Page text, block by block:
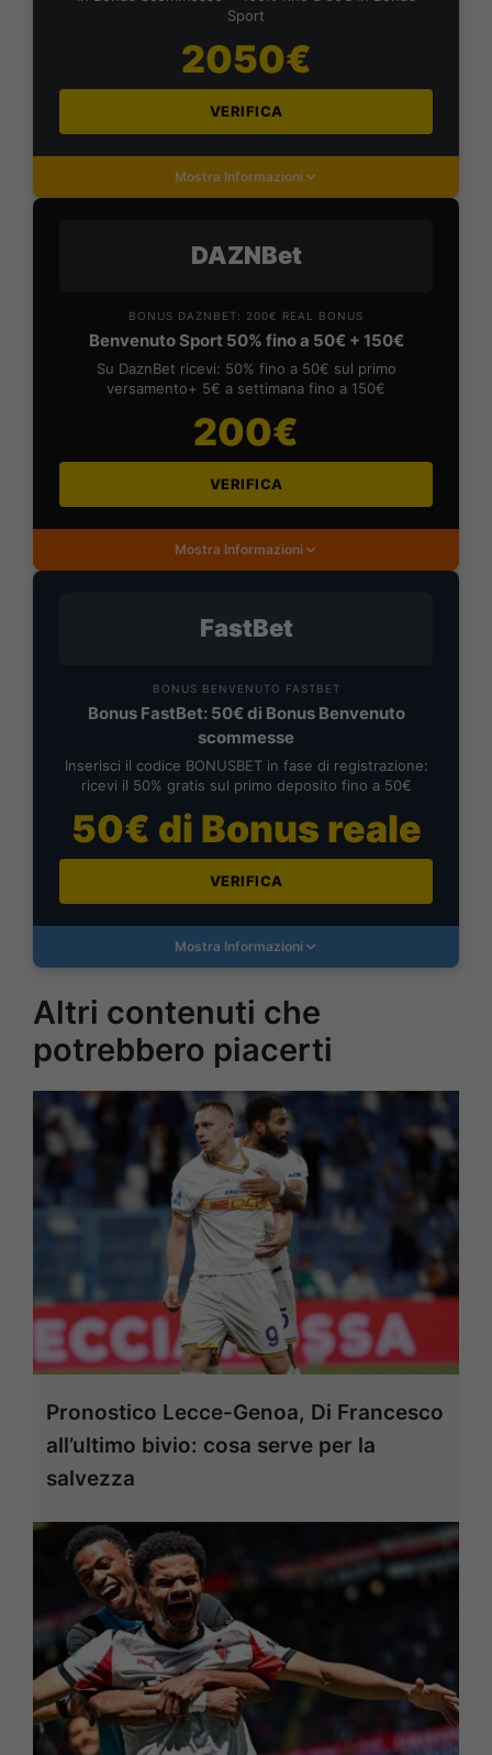
Sport
2050€
VERIFICA
Mostra Informazioni
DAZNBet
BONUS DAZNBET: 200€ REAL BONUS
Benvenuto Sport 50% fino a 50€ + 150€
Su DaznBet ricevi: 50% fino a 50€ sul primo
versamento+ 5€ a settimana fino a 150€
200€
VERIFICA
Mostra Informazioni
FastBet
BONUS BENVENUTO FASTBET
Bonus FastBet: 50€ di Bonus Benvenuto
scommesse
Inserisci il codice BONUSBET in fase di registrazione:
ricevi il 50% gratis sul primo deposito fino a 50€
50€ di Bonus reale
VERIFICA
Mostra Informazioni
Altri contenuti che
potrebbero piacerti
Pronostico Lecce-Genoa, Di Francesco
all’ultimo bivio: cosa serve per la
salvezza